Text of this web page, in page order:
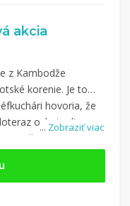
akcia
... Zobraziť viac
z Kambodže
korenie. Je to
hovoria, že
ochutnali.
využite kupón z